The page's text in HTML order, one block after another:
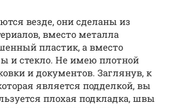
везде, они сделаны из
вместо металла
пластик, а вместо
и стекло. Не имею плотной
и документов. Заглянув, к
является подделкой, вы
плохая подкладка, швы